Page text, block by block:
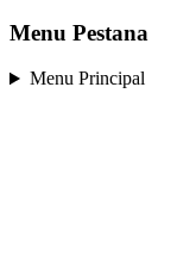
Menu Pestana
Menu Principal